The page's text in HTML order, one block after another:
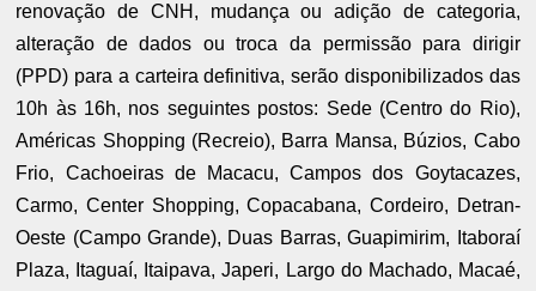
renovação de CNH, mudança ou adição de categoria,
alteração de dados ou troca da permissão para dirigir
(PPD) para a carteira definitiva, serão disponibilizados das
10h às 16h, nos seguintes postos: Sede (Centro do Rio),
Américas Shopping (Recreio), Barra Mansa, Búzios, Cabo
Frio, Cachoeiras de Macacu, Campos dos Goytacazes,
Carmo, Center Shopping, Copacabana, Cordeiro, Detran-
Oeste (Campo Grande), Duas Barras, Guapimirim, Itaboraí
Plaza, Itaguaí, Itaipava, Japeri, Largo do Machado, Macaé,